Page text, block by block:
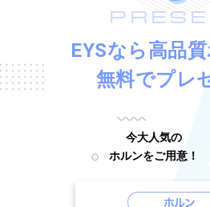
EYSなら高品
無料でプレ
今大人気の
ホルンをご用意！